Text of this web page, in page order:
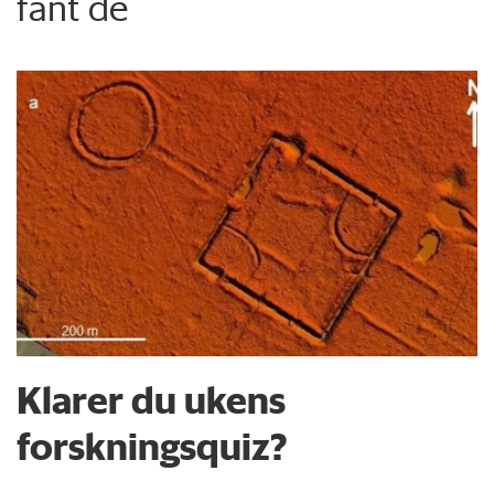
Klarer du ukens
forskningsquiz?